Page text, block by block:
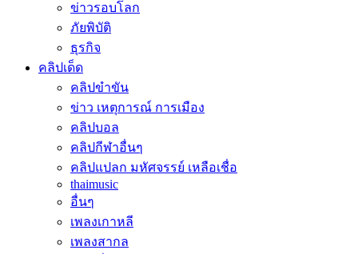
ข่าวรอบโลก
ภัยพิบัติ
ธุรกิจ
คลิปเด็ด
คลิปขำขัน
ข่าว เหตุการณ์ การเมือง
คลิปบอล
คลิปกีฬาอื่นๆ
คลิปแปลก มหัศจรรย์ เหลือเชื่อ
thaimusic
อื่นๆ
เพลงเกาหลี
เพลงสากล